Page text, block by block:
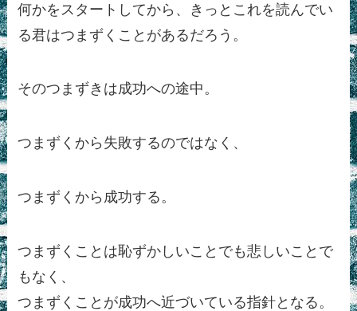
何かをスタートしてから、きっとこれを読んでい
る君はつまずくことがあるだろう。
そのつまずきは成功への途中。
つまずくから失敗するのではなく、
つまずくから成功する。
つまずくことは恥ずかしいことでも悲しいことで
もなく、
つまずくことが成功へ近づいている指針となる。